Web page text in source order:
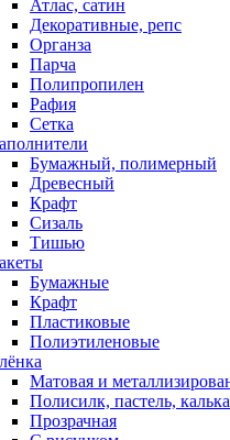
Атлас, сатин
Декоративные, репс
Органза
Парча
Полипропилен
Рафия
Сетка
Бумажный, полимерный
Древесный
Крафт
Сизаль
Тишью
Бумажные
Крафт
Пластиковые
Полиэтиленовые
Матовая и
Полисилк, пастель, калька
Прозрачная